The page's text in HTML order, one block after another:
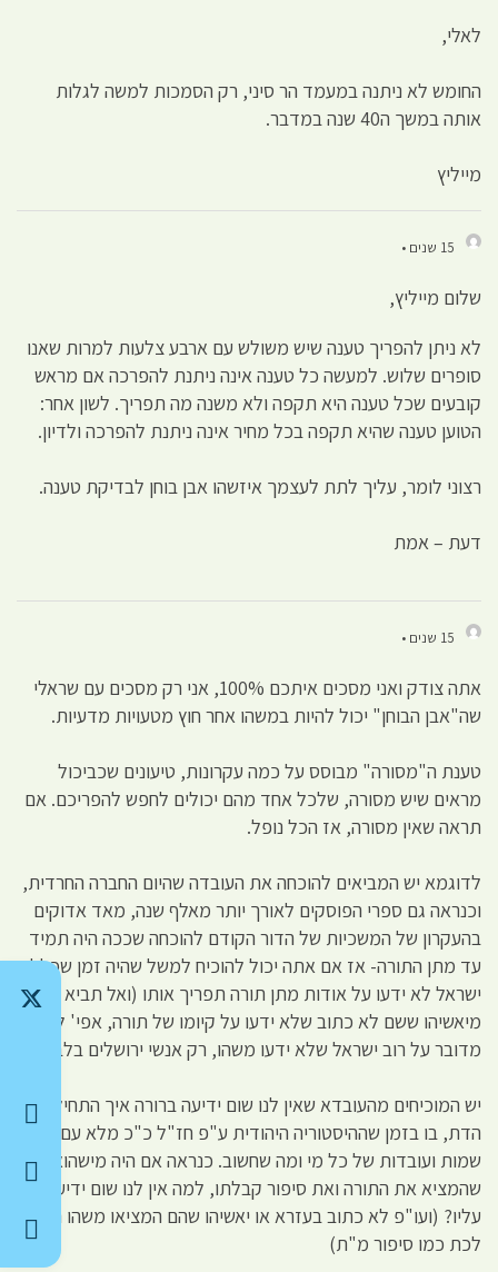
לאלי,
החומש לא ניתנה במעמד הר סיני, רק הסמכות למשה לגלות
אותה במשך ה40 שנה במדבר.
מייליץ
15 שנים •
שלום מייליץ,
לא ניתן להפריך טענה שיש משולש עם ארבע צלעות למרות שאנו
סופרים שלוש. למעשה כל טענה אינה ניתנת להפרכה אם מראש
קובעים שכל טענה היא תקפה ולא משנה מה תפריך. לשון אחר:
הטוען טענה שהיא תקפה בכל מחיר אינה ניתנת להפרכה ולדיון.
רצוני לומר, עליך לתת לעצמך איזשהו אבן בוחן לבדיקת טענה.
דעת – אמת
15 שנים •
אתה צודק ואני מסכים איתכם 100%, אני רק מסכים עם שראלי
שה"אבן הבוחן" יכול להיות במשהו אחר חוץ מטעויות מדעיות.
טענת ה"מסורה" מבוסס על כמה עקרונות, טיעונים שכביכול
מראים שיש מסורה, שלכל אחד מהם יכולים לחפש להפריכם. אם
תראה שאין מסורה, אז הכל נופל.
לדוגמא יש המביאים להוכחה את העובדה שהיום החברה החרדית,
וכנראה גם ספרי הפוסקים לאורך יותר מאלף שנה, מאד אדוקים
בהעקרון של המשכיות של הדור הקודם להוכחה שככה היה תמיד
עד מתן התורה- אז אם אתה יכול להוכיח למשל שהיה זמן שכלל
ישראל לא ידעו על אודות מתן תורה תפריך אותו (ואל תביא ראיה
מיאשיהו ששם לא כתוב שלא ידעו על קיומו של תורה, אפי' לא
מדובר על רוב ישראל שלא ידעו משהו, רק אנשי ירושלים בלבד)
יש המוכיחים מהעובדא שאין לנו שום ידיעה ברורה איך התחיל
הדת, בו בזמן שההיסטוריה היהודית ע"פ חז"ל כ"כ מלא עם
שמות ועובדות של כל מי ומה שחשוב. כנראה אם היה מישהוא
שהמציא את התורה ואת סיפור קבלתו, למה אין לנו שום ידיעה
עליו? (ועו"פ לא כתוב בעזרא או יאשיהו שהם המציאו משהו הרחק
לכת כמו סיפור מ"ת)